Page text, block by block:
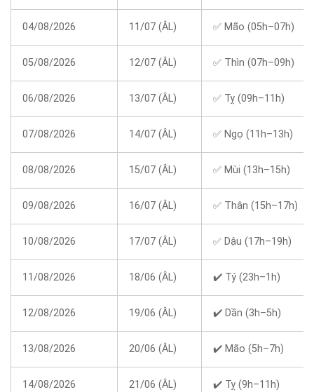
04/08/2026 11/07 (ÂL) ✅ Mão (05h–07h)
05/08/2026 12/07 (ÂL) ✅ Thìn (07h–09h)
06/08/2026 13/07 (ÂL) ✅ Tỵ (09h–11h)
07/08/2026 14/07 (ÂL) ✅ Ngọ (11h–13h)
08/08/2026 15/07 (ÂL) ✅ Mùi (13h–15h)
09/08/2026 16/07 (ÂL) ✅ Thân (15h–17h)
10/08/2026 17/07 (ÂL) ✅ Dậu (17h–19h)
11/08/2026 18/06 (ÂL) ✔️ Tý (23h–1h)
12/08/2026 19/06 (ÂL) ✔️ Dần (3h–5h)
13/08/2026 20/06 (ÂL) ✔️ Mão (5h–7h)
14/08/2026 21/06 (ÂL) ✔️ Tỵ (9h–11h)